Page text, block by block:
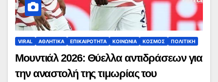
VIRAL ΑΘΛΗΤΙΚΑ ΕΠΙΚΑΙΡΟΤΗΤΑ ΚΟΙΝΩΝΙΑ ΚΟΣΜΟΣ ΠΟΛΙΤΙΚΗ
Μουντιάλ 2026: Θύελλα αντιδράσεων για
την αναστολή της τιμωρίας του